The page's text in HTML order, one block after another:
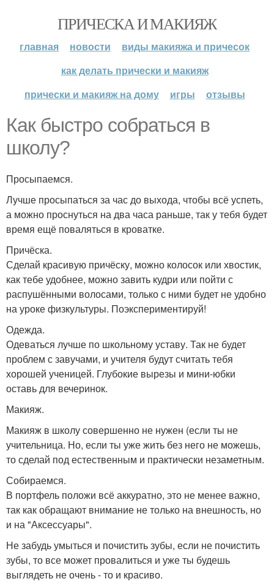
ПРИЧЕСКА И МАКИЯЖ
главная новости
виды макияжа и причесок
как делать прически и макияж
прически и макияж на дому
игры отзывы
Как быстро собраться в
школу?
Просыпаемся.
Лучше просыпаться за час до выхода, чтобы всё успеть,
а можно проснуться на два часа раньше, так у тебя будет
время ещё поваляться в кроватке.
Причёска.
Сделай красивую причёску, можно колосок или хвостик,
как тебе удобнее, можно завить кудри или пойти с
распушёнными волосами, только с ними будет не удобно
на уроке физкультуры. Поэкспериментируй!
Одежда.
Одеваться лучше по школьному уставу. Так не будет
проблем с завучами, и учителя будут считать тебя
хорошей ученицей. Глубокие вырезы и мини-юбки
оставь для вечеринок.
Макияж.
Макияж в школу совершенно не нужен (если ты не
учительница. Но, если ты уже жить без него не можешь,
то сделай под естественным и практически незаметным.
Собираемся.
В портфель положи всё аккуратно, это не менее важно,
так как обращают внимание не только на внешность, но
и на "Аксессуары".
Не забудь умыться и почистить зубы, если не почистить
зубы, то все может провалиться и уже ты будешь
выглядеть не очень - то и красиво.